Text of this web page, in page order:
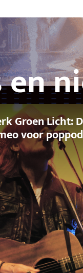
en
Groen Licht:
voor